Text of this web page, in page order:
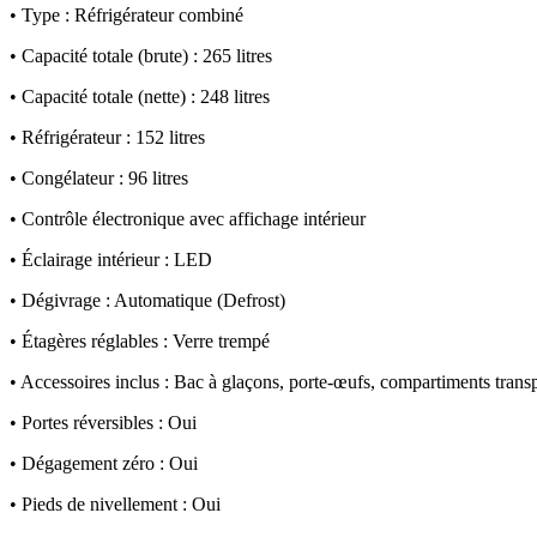
• Type : Réfrigérateur combiné
• Capacité totale (brute) : 265 litres
• Capacité totale (nette) : 248 litres
• Réfrigérateur : 152 litres
• Congélateur : 96 litres
• Contrôle électronique avec affichage intérieur
• Éclairage intérieur : LED
• Dégivrage : Automatique (Defrost)
• Étagères réglables : Verre trempé
• Accessoires inclus : Bac à glaçons, porte-œufs, compartiments
• Portes réversibles : Oui
• Dégagement zéro : Oui
• Pieds de nivellement : Oui